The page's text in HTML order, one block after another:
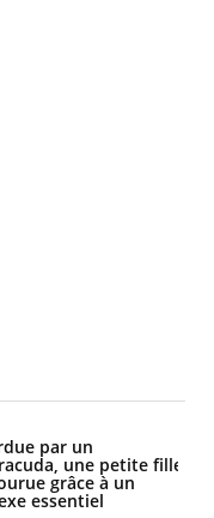
gérer le
des enfants en
?